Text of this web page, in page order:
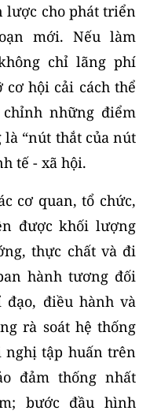
lược cho phát triển
mới. Nếu làm
chỉ lãng phí
hội cải cách thể
những điểm
là “nút thắt của nút
tế - xã hội.
cơ quan, tổ chức,
được khối lượng
thực chất và đi
hành tương đối
đạo, điều hành và
rà soát hệ thống
nghị tập huấn trên
đảm thống nhất
bước đầu hình